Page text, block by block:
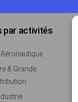
par activités
& Grande